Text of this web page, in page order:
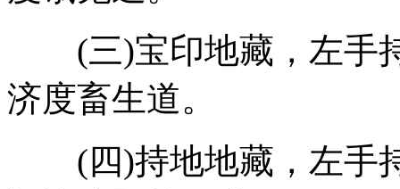
(三)宝印地藏，左手
济度畜生道。
(四)持地地藏，左手